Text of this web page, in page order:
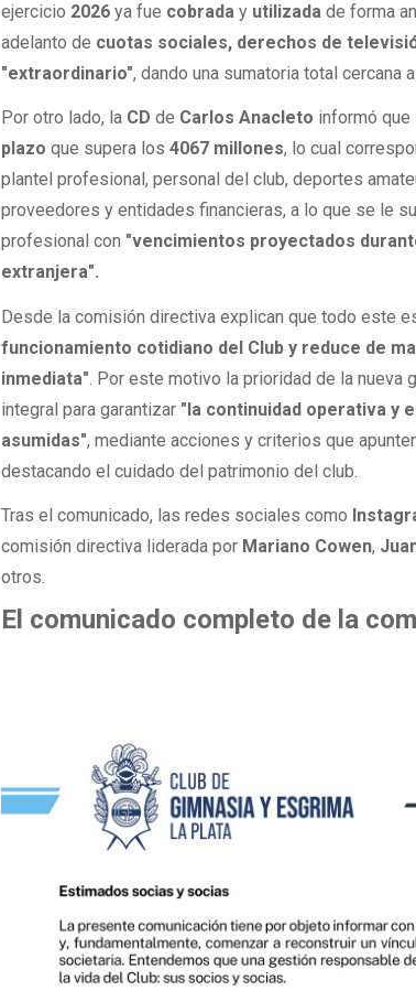
ejercicio 2026ya fue cobraday utilizadade forma
adelanto de cuotas sociales, derechos de
"extraordinario", dando una sumatoria total cercana
Por otro lado, la CD de Carlos Anacleto informó que
plazo que supera los4067 millones, lo cual
plantel profesional, personal del club, deportes
proveedores y entidades financieras, a lo que se le
profesional con "vencimientos proyectados
extranjera".
Desde la comisión directiva explican que todo este
funcionamiento cotidiano del Club y reduce de
inmediata" . Por este motivo la prioridad de la
integral para garantizar "la continuidad operativa y
asumidas", mediante acciones y criterios que
destacando el cuidado del patrimonio del club.
Tras el comunicado, las redes sociales como
comisión directiva liderada por Mariano Cowen,
otros.
El comunicado completo de la